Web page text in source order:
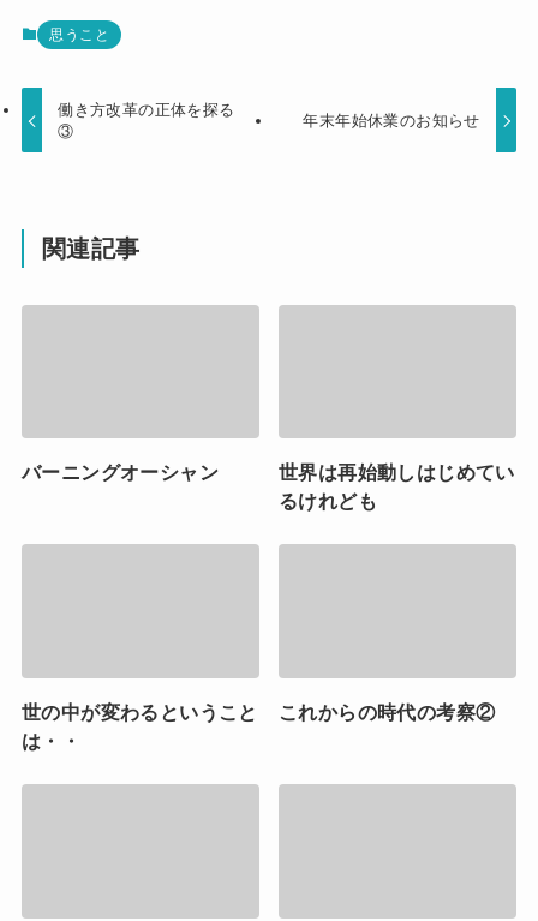
思うこと
働き方改革の正体を探る
③
年末年始休業のお知らせ
関連記事
バーニングオーシャン
世界は再始動しはじめてい
るけれども
世の中が変わるということ
は・・
これからの時代の考察②